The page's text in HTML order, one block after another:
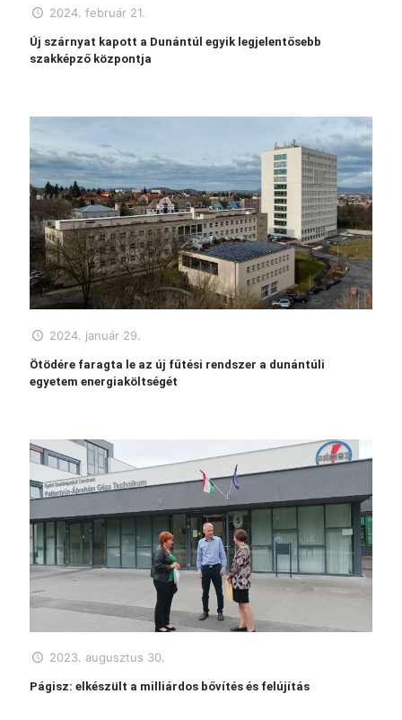
2024. február 21.
Új szárnyat kapott a Dunántúl egyik legjelentősebb
szakképző központja
2024. január 29.
Ötödére faragta le az új fűtési rendszer a dunántúli
egyetem energiaköltségét
2023. augusztus 30.
Págisz: elkészült a milliárdos bővítés és felújítás